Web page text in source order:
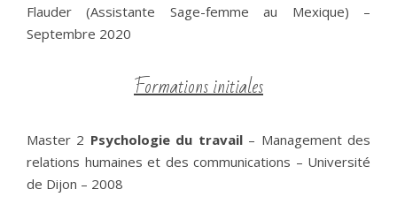
Flauder (Assistante Sage-femme au Mexique) –
Septembre 2020
Formations initiales
Master 2 Psychologie du travail– Management des
relations humaines et des communications – Université
de Dijon – 2008